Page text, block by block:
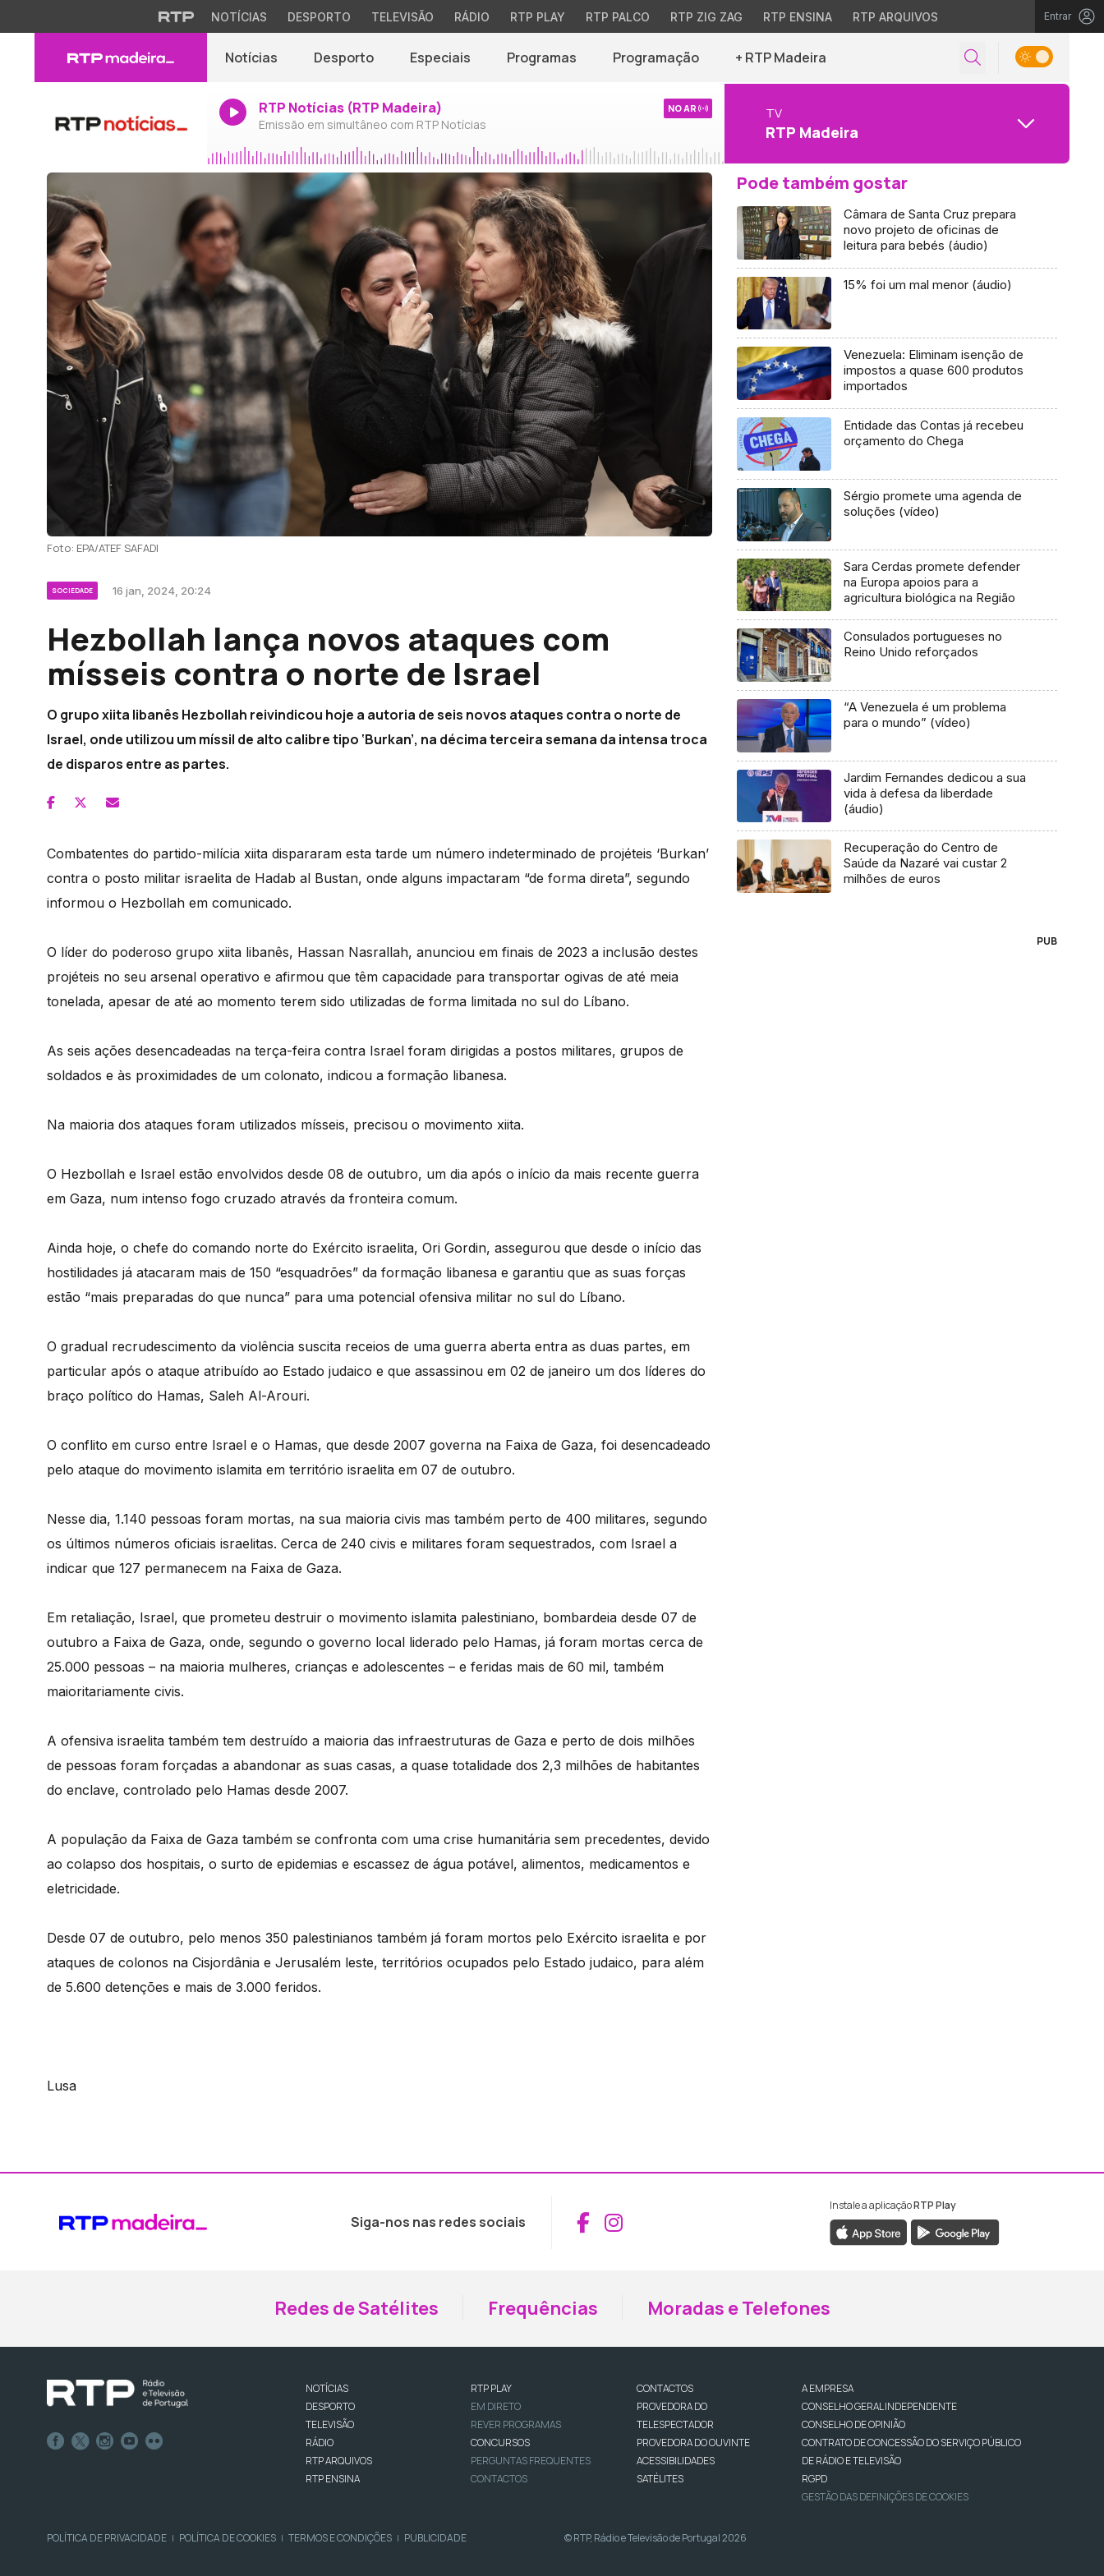
NOTÍCIAS DESPORTO TELEVISÃO RÁDIO RTP PLAY RTP PALCO RTP ZIG ZAG RTP ENSINA RTP ARQUIVOS Entrar
Notícias Desporto Especiais Programas Programação + RTP Madeira
RTP Notícias (RTP Madeira)
Emissão em simultâneo com RTP Notícias
NO AR TV
RTP Madeira
Foto: EPA/ATEF SAFADI
SOCIEDADE 16 jan, 2024, 20:24
Hezbollah lança novos ataques com
mísseis contra o norte de Israel
O grupo xiita libanês Hezbollah reivindicou hoje a autoria de seis novos ataques contra o norte de
Israel, onde utilizou um míssil de alto calibre tipo ‘Burkan’, na décima terceira semana da intensa troca
de disparos entre as partes.
Combatentes do partido-milícia xiita dispararam esta tarde um número indeterminado de projéteis ‘Burkan’
contra o posto militar israelita de Hadab al Bustan, onde alguns impactaram “de forma direta”, segundo
informou o Hezbollah em comunicado.
O líder do poderoso grupo xiita libanês, Hassan Nasrallah, anunciou em finais de 2023 a inclusão destes
projéteis no seu arsenal operativo e afirmou que têm capacidade para transportar ogivas de até meia
tonelada, apesar de até ao momento terem sido utilizadas de forma limitada no sul do Líbano.
As seis ações desencadeadas na terça-feira contra Israel foram dirigidas a postos militares, grupos de
soldados e às proximidades de um colonato, indicou a formação libanesa.
Na maioria dos ataques foram utilizados mísseis, precisou o movimento xiita.
O Hezbollah e Israel estão envolvidos desde 08 de outubro, um dia após o início da mais recente guerra
em Gaza, num intenso fogo cruzado através da fronteira comum.
Ainda hoje, o chefe do comando norte do Exército israelita, Ori Gordin, assegurou que desde o início das
hostilidades já atacaram mais de 150 “esquadrões” da formação libanesa e garantiu que as suas forças
estão “mais preparadas do que nunca” para uma potencial ofensiva militar no sul do Líbano.
O gradual recrudescimento da violência suscita receios de uma guerra aberta entra as duas partes, em
particular após o ataque atribuído ao Estado judaico e que assassinou em 02 de janeiro um dos líderes do
braço político do Hamas, Saleh Al-Arouri.
O conflito em curso entre Israel e o Hamas, que desde 2007 governa na Faixa de Gaza, foi desencadeado
pelo ataque do movimento islamita em território israelita em 07 de outubro.
Nesse dia, 1.140 pessoas foram mortas, na sua maioria civis mas também perto de 400 militares, segundo
os últimos números oficiais israelitas. Cerca de 240 civis e militares foram sequestrados, com Israel a
indicar que 127 permanecem na Faixa de Gaza.
Em retaliação, Israel, que prometeu destruir o movimento islamita palestiniano, bombardeia desde 07 de
outubro a Faixa de Gaza, onde, segundo o governo local liderado pelo Hamas, já foram mortas cerca de
25.000 pessoas – na maioria mulheres, crianças e adolescentes – e feridas mais de 60 mil, também
maioritariamente civis.
A ofensiva israelita também tem destruído a maioria das infraestruturas de Gaza e perto de dois milhões
de pessoas foram forçadas a abandonar as suas casas, a quase totalidade dos 2,3 milhões de habitantes
do enclave, controlado pelo Hamas desde 2007.
A população da Faixa de Gaza também se confronta com uma crise humanitária sem precedentes, devido
ao colapso dos hospitais, o surto de epidemias e escassez de água potável, alimentos, medicamentos e
eletricidade.
Desde 07 de outubro, pelo menos 350 palestinianos também já foram mortos pelo Exército israelita e por
ataques de colonos na Cisjordânia e Jerusalém leste, territórios ocupados pelo Estado judaico, para além
de 5.600 detenções e mais de 3.000 feridos.
Lusa
Pode também gostar
Câmara de Santa Cruz prepara
novo projeto de oficinas de
leitura para bebés (áudio)
15% foi um mal menor (áudio)
Venezuela: Eliminam isenção de
impostos a quase 600 produtos
importados
Entidade das Contas já recebeu
orçamento do Chega
Sérgio promete uma agenda de
soluções (vídeo)
Sara Cerdas promete defender
na Europa apoios para a
agricultura biológica na Região
Consulados portugueses no
Reino Unido reforçados
“A Venezuela é um problema
para o mundo” (vídeo)
Jardim Fernandes dedicou a sua
vida à defesa da liberdade
(áudio)
Recuperação do Centro de
Saúde da Nazaré vai custar 2
milhões de euros
PUB
Siga-nos nas redes sociais Aceder ao Facebook da RTP Madeira
Aceder ao Instagram da RTP Madeira
Instale a aplicaçãoRTP Play
Redes de Satélites Frequências Moradas e Telefones
NOTÍCIAS
DESPORTO
TELEVISÃO
RÁDIO
RTP ARQUIVOS
RTP ENSINA
RTP PLAY
EM DIRETO
REVER PROGRAMAS
CONCURSOS
PERGUNTAS FREQUENTES
CONTACTOS
CONTACTOS
PROVEDORA DO
TELESPECTADOR
PROVEDORA DO OUVINTE
ACESSIBILIDADES
SATÉLITES
A EMPRESA
CONSELHO GERAL INDEPENDENTE
CONSELHO DE OPINIÃO
CONTRATO DE CONCESSÃO DO SERVIÇO PÚBLICO
DE RÁDIO E TELEVISÃO
RGPD
GESTÃO DAS DEFINIÇÕES DE COOKIES
POLÍTICA DE PRIVACIDADE | POLÍTICA DE COOKIES | TERMOS E CONDIÇÕES | PUBLICIDADE © RTP, Rádio e Televisão de Portugal 2026